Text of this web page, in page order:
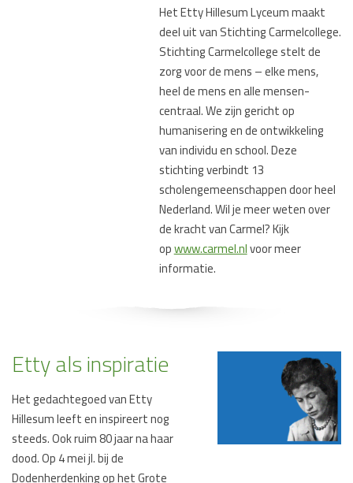
Het Etty Hillesum Lyceum maakt
deel uit van Stichting Carmelcollege.
Stichting Carmelcollege stelt de
zorg voor de mens – elke mens,
heel de mens en alle mensen-
centraal. We zijn gericht op
humanisering en de ontwikkeling
van individu en school. Deze
stichting verbindt 13
scholengemeenschappen door heel
Nederland. Wil je meer weten over
de kracht van Carmel? Kijk
opwww.carmel.nlvoor meer
informatie.
Etty als inspiratie
Het gedachtegoed van Etty
Hillesum leeft en inspireert nog
steeds. Ook ruim 80 jaar na haar
dood. Op 4 mei jl. bij de
Dodenherdenking op het Grote